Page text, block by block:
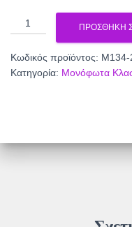
Φωτιστικό
φθορίου
ποσότητα
ΠΡΟΣΘΉΚΗ
Κωδικός προϊόντος: Μ134-
Κατηγορία: Μονόφωτα